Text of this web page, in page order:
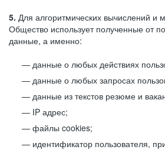
5. Для алгоритмических вычислений и
Общество использует полученные от
данные, а именно:
данные о любых действиях
данные о любых запросах
данные из текстов резюме и
IP адрес;
файлы cookies;
идентификатор пользователя,